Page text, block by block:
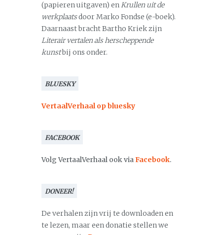
(papieren uitgaven) enKrullen uit de
werkplaatsdoor Marko Fondse (e-boek).
Daarnaast bracht Bartho Kriek zijn
Literair vertalen als herscheppende
kunstbij ons onder.
BLUESKY
VertaalVerhaal op bluesky
FACEBOOK
Volg VertaalVerhaal ook viaFacebook.
DONEER!
De verhalen zijn vrij te downloaden en
te lezen, maar een donatie stellen we